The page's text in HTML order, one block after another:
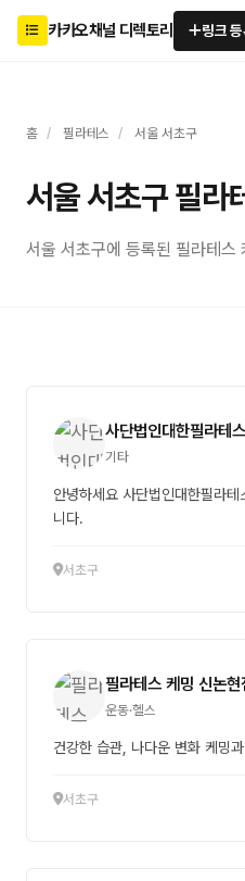
카카오채널 디렉토리 링크
홈 / 필라테스 / 서울 서초구
서울 서초구 필라
서울 서초구에 등록된 필라테스
사단법인대한필라테
기타
안녕하세요 사단법인대한필라
니다.
서초구
필라테스 케밍 신논현
운동·헬스
건강한 습관, 나다운 변화 케밍
서초구